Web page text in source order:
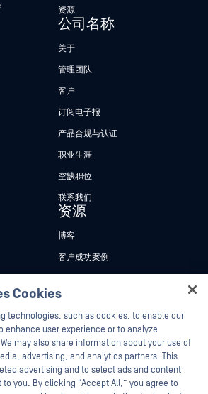
资源
公司名称
关于
管理团队
客户
订阅电子报
产品合规与认证
职业生涯
空缺职位
联系我们
资源
博客
客户成功案例
新闻报道
活动
网络研讨会
产品型录
白皮书
Cookies
technologies, such as cookies, to enable our
user experience or to analyze
may also share information about your use of
advertising, and analytics partners. This
advertising and to select ads and content
you. By clicking “Accept All,” you agree to
there!
Ozzy, your OPSWAT virtual assistant.
How can I help you secure what's critical